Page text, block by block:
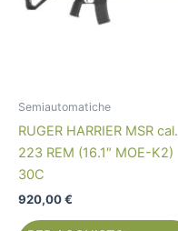
Semiautomatiche
RUGER HARRIER MSR cal.
223 REM (16.1″ MOE-K2)
30C
920,00€